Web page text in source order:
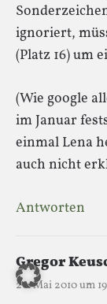
ignoriert,
(Platz 16) um
(Wie google
im Januar
einmal Lena
auch nicht
Antworten
Gregor
20. Mai 2010 um